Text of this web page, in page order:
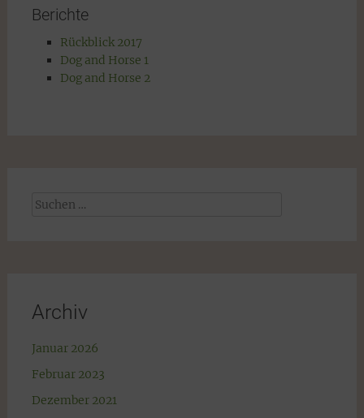
Berichte
Rückblick 2017
Dog and Horse 1
Dog and Horse 2
Suchen
Archiv
Januar 2026
Februar 2023
Dezember 2021